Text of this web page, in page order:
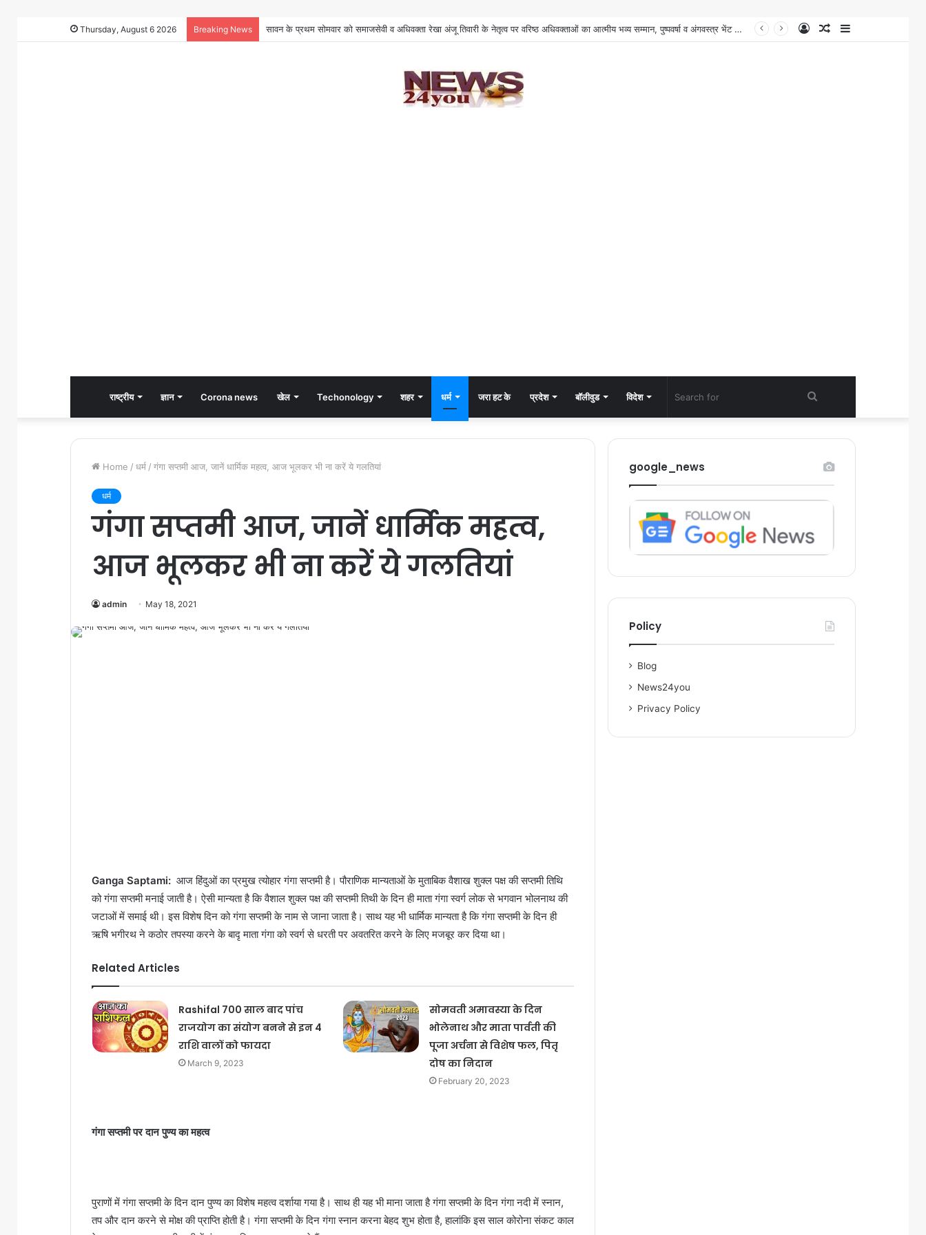
Thursday, August 6 2026 Breaking News सेवानिवृत्त के बाद भी इस शिक्षक का सेवाभाव कम नहीं हुआ Sidebar
Random
Log
राष्ट्रीय ज्ञान Corona news खेल Techonology शहर धर्म जरा हट के प्रदेश बॉलीवुड विदेश
for
Home / धर्म / गंगा सप्तमी आज, जानें धार्मिक महत्व, आज भूलकर भी ना करें ये गलतियां
धर्म
गंगा सप्तमी आज, जानें धार्मिक महत्व,
आज भूलकर भी ना करें ये गलतियां
admin May 18, 2021
Ganga Saptami: आज हिंदुओं का प्रमुख त्योहार गंगा सप्तमी है। पौराणिक मान्यताओं के मुताबिक वैशाख शुक्ल पक्ष की सप्तमी तिथि
को गंगा सप्तमी मनाई जाती है। ऐसी मान्यता है कि वैशाल शुक्ल पक्ष की सप्तमी तिथी के दिन ही माता गंगा स्वर्ग लोक से भगवान भोलनाथ की
जटाओं में समाई थी। इस विशेष दिन को गंगा सप्तमी के नाम से जाना जाता है। साथ यह भी धार्मिक मान्यता है कि गंगा सप्तमी के दिन ही
ऋषि भगीरथ ने कठोर तपस्या करने के बादृ माता गंगा को स्वर्ग से धरती पर अवतरित करने के लिए मजबूर कर दिया था।
Related Articles
Rashifal 700 साल बाद पांच
राजयोग का संयोग बनने से इन 4
राशि वालों को फायदा
March 9, 2023
सोमवती अमावस्या के दिन
भोलेनाथ और माता पार्वती की
पूजा अर्चना से विशेष फल, पितृ
दोष का निदान
February 20, 2023
गंगा सप्तमी पर दान पुण्य का महत्व
पुराणों में गंगा सप्तमी के दिन दान पुण्य का विशेष महत्व दर्शाया गया है। साथ ही यह भी माना जाता है गंगा सप्तमी के दिन गंगा नदी में स्नान,
तप और दान करने से मोक्ष की प्राप्ति होती है। गंगा सप्तमी के दिन गंगा स्नान करना बेहद शुभ होता है, हालांकि इस साल कोरोना संकट काल
google_news
Policy
Blog
News24you
Privacy Policy